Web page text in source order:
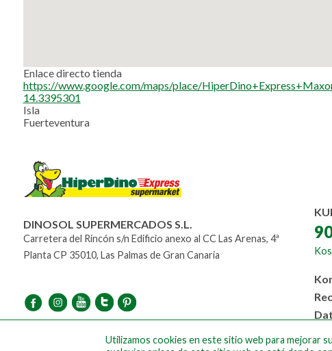
Enlace directo tienda
https://www.google.com/maps/place/
14.3395301
Isla
Fuerteventura
DINOSOL SUPERMERCADOS S.L.
Carretera del Rincón s/n Edificio anexo al CC Las Arenas, 4ª
Planta CP 35010, Las Palmas de Gran Canaria
al
Utilizamos cookies en este sitio web para mejorar